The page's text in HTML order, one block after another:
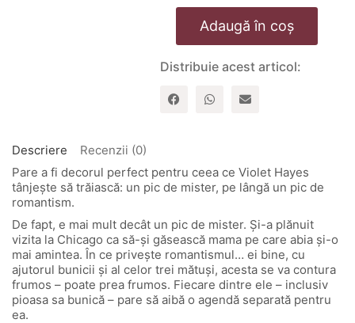
Cantitate
Perechea
potrivita
Adaugă în coș
Distribuie acest articol:
Descriere
Recenzii (0)
Pare a fi decorul perfect pentru ceea ce Violet Hayes
tânjeşte să trăiască: un pic de mister, pe lângă un pic de
romantism.
De fapt, e mai mult decât un pic de mister. Şi-a plănuit
vizita la Chicago ca să-şi găsească mama pe care abia şi-o
mai amintea. În ce priveşte romantismul… ei bine, cu
ajutorul bunicii şi al celor trei mătuşi, acesta se va contura
frumos – poate prea frumos. Fiecare dintre ele – inclusiv
pioasa sa bunică – pare să aibă o agendă separată pentru
ea.